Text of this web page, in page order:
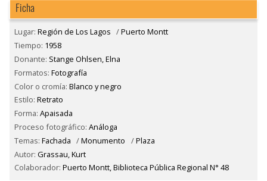
Ficha
Lugar: Región de Los Lagos /Puerto Montt
Tiempo: 1958
Donante: Stange Ohlsen, Elna
Formatos: Fotografía
Color o cromía: Blanco y negro
Estilo: Retrato
Forma: Apaisada
Proceso fotográfico: Análoga
Temas: Fachada /Monumento /Plaza
Autor: Grassau, Kurt
Colaborador: Puerto Montt, Biblioteca Pública Regional N° 48